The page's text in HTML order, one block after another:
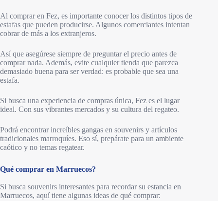
Al comprar en Fez, es importante conocer los distintos tipos de
estafas que pueden producirse. Algunos comerciantes intentan
cobrar de más a los extranjeros.
Así que asegúrese siempre de preguntar el precio antes de
comprar nada. Además, evite cualquier tienda que parezca
demasiado buena para ser verdad: es probable que sea una
estafa.
Si busca una experiencia de compras única, Fez es el lugar
ideal. Con sus vibrantes mercados y su cultura del regateo.
Podrá encontrar increíbles gangas en souvenirs y artículos
tradicionales marroquíes. Eso sí, prepárate para un ambiente
caótico y no temas regatear.
Qué comprar en Marruecos?
Si busca souvenirs interesantes para recordar su estancia en
Marruecos, aquí tiene algunas ideas de qué comprar: